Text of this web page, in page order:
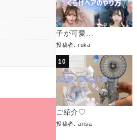
子が可愛...
投稿者: ruka
ご紹介♡
投稿者: arisa